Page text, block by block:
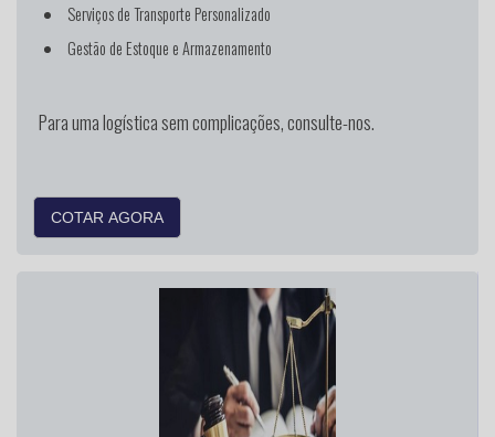
Serviços de Transporte Personalizado
Gestão de Estoque e Armazenamento
Para uma logística sem complicações, consulte-nos.
COTAR AGORA